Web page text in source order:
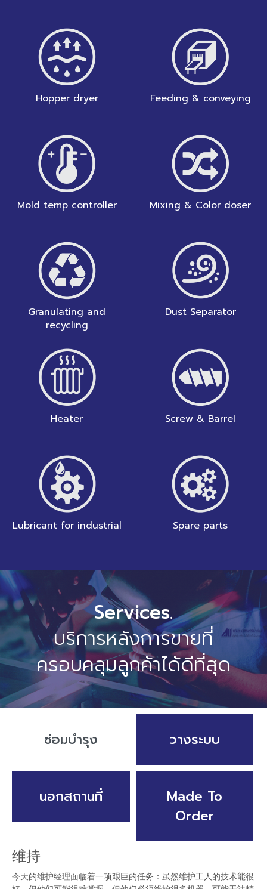
Hopper dryer Feeding & conveying
Mold temp controller Mixing & Color doser
Granulating and
recycling
Dust Separator
Heater Screw & Barrel
Lubricant for industrial Spare parts
Services.
บริการหลังการขายที่
ครอบคลุมลูกค้าได้ดีที่สุด
ซ่อมบำรุง วางระบบ
นอกสถานที่
Made To
Order
维持
今天的维护经理面临着一项艰巨的任务：虽然维护工人的技术能很